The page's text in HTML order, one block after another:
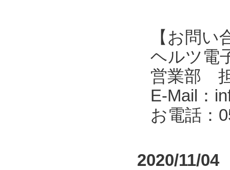
【お問い
ヘルツ電
営業部
E-Mail：
お電話：
2020/11/04